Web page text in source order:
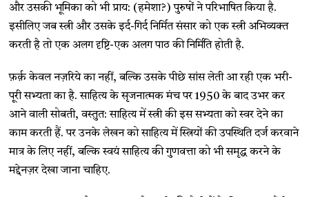
और उसकी भूमिका को भी प्राय: (हमेशा?) पुरुषों ने परिभाषित किया है.
इसीलिए जब स्त्री और उसके इर्द-गिर्द निर्मित संसार को एक स्त्री अभिव्यक्त
करती है तो एक अलग दृष्टि-एक अलग पाठ की निर्मिति होती है.
फ़र्क़ केवल नज़रिये का नहीं, बल्कि उसके पीछे सांस लेती आ रही एक भरी-
पूरी सभ्यता का है. साहित्य के सृजनात्मक मंच पर 1950 के बाद उभर कर
आने वाली सोबती, वस्तुत: साहित्य में स्त्री की इस सभ्यता को स्वर देने का
काम करती हैं. पर उनके लेखन को साहित्य में स्त्रियों की उपस्थिति दर्ज करवाने
मात्र के लिए नहीं, बल्कि स्वयं साहित्य की गुणवत्ता को भी समृद्ध करने के
मद्देनज़र देखा जाना चाहिए.